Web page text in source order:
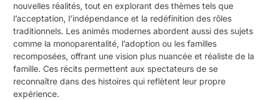
nouvelles réalités, tout en explorant des thèmes tels que
l’acceptation, l’indépendance et la redéfinition des rôles
traditionnels. Les animés modernes abordent aussi des sujets
comme la monoparentalité, l’adoption ou les familles
recomposées, offrant une vision plus nuancée et réaliste de la
famille. Ces récits permettent aux spectateurs de se
reconnaître dans des histoires qui reflètent leur propre
expérience.